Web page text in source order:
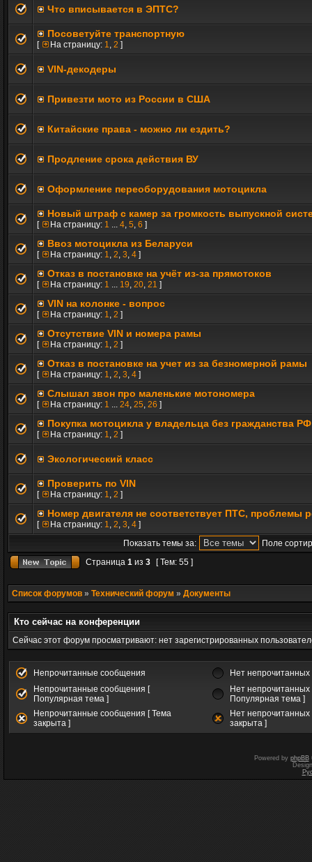
Что вписывается в ЭПТС?
Посоветуйте транспортную
[ На страницу: 1, 2 ]
VIN-декодеры
Привезти мото из России в США
Китайские права - можно ли ездить?
Продление срока действия ВУ
Оформление переоборудования мотоцикла
Новый штраф с камер за громкость выпускной
[ На страницу: 1 ... 4, 5, 6 ]
Ввоз мотоцикла из Беларуси
[ На страницу: 1, 2, 3, 4 ]
Отказ в постановке на учёт из-за прямотоков
[ На страницу: 1 ... 19, 20, 21 ]
VIN на колонке - вопрос
[ На страницу: 1, 2 ]
Отсутствие VIN и номера рамы
[ На страницу: 1, 2 ]
Отказ в постановке на учет из за безномерной рамы
[ На страницу: 1, 2, 3, 4 ]
Cлышал звон про маленькие мотономера
[ На страницу: 1 ... 24, 25, 26 ]
Покупка мотоцикла у владельца без гражданства РФ
[ На страницу: 1, 2 ]
Экологический класс
Проверить по VIN
[ На страницу: 1, 2 ]
Номер двигателя не соответствует ПТС, проблемы
[ На страницу: 1, 2, 3, 4 ]
Показать темы за:
Поле
Страница 1 из 3 [ Тем: 55 ]
Список форумов » Технический форум » Документы
Кто сейчас на конференции
Сейчас этот форум просматривают: нет зарегистрированных
Непрочитанные сообщения
Нет
Непрочитанные сообщения [
Популярная тема ]
Нет
Популярная тема ]
Непрочитанные сообщения [ Тема
закрыта ]
Нет
закрыта ]
Powered by phpBB